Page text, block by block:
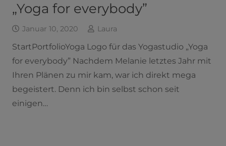
„Yoga for everybody”
Januar 10, 2020 Laura
StartPortfolioYoga Logo für das Yogastudio „Yoga
for everybody” Nachdem Melanie letztes Jahr mit
Ihren Plänen zu mir kam, war ich direkt mega
begeistert. Denn ich bin selbst schon seit
einigen…